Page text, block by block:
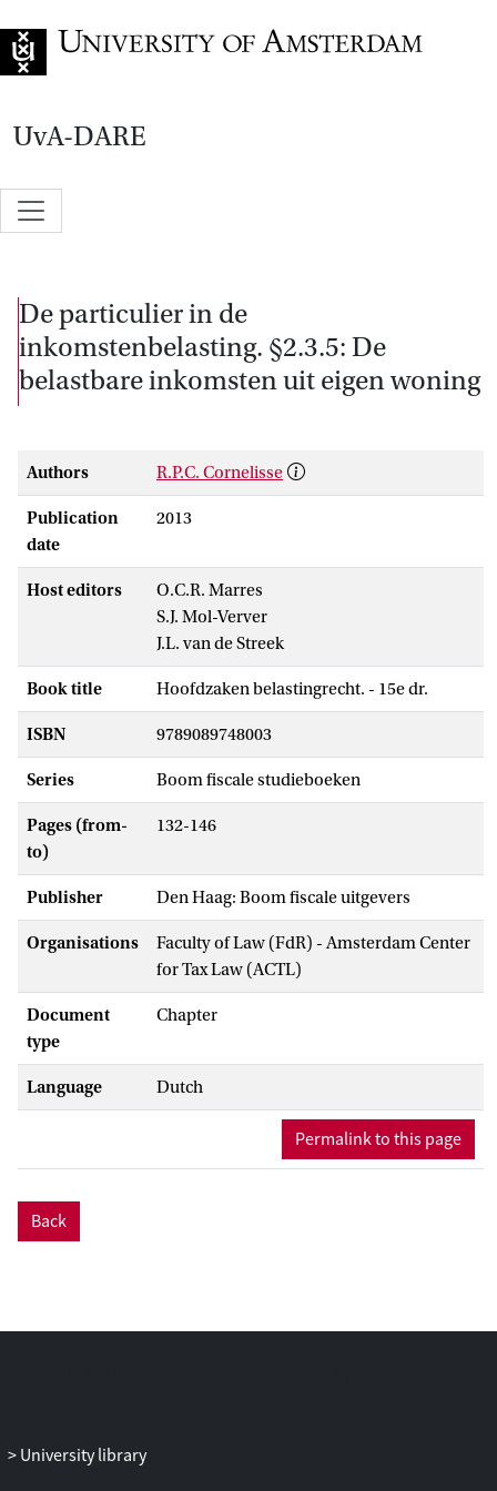
UvA-DARE
De particulier in de
inkomstenbelasting. §2.3.5: De
belastbare inkomsten uit eigen woning
Authors R.P.C. Cornelisse
Publication
date
2013
Host editors
O.C.R. Marres
S.J. Mol-Verver
J.L. van de Streek
Book title Hoofdzaken belastingrecht. - 15e dr.
ISBN 9789089748003
Series Boom fiscale studieboeken
Pages (from-
to)
132-146
Publisher Den Haag: Boom fiscale uitgevers
Organisations
Faculty of Law (FdR) - Amsterdam Center
for Tax Law (ACTL)
Document
type
Chapter
Language Dutch
Permalink to this page
Back
University library